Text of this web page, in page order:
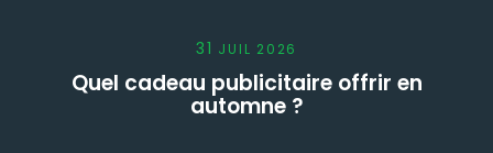
31 JUIL 2026
Quel cadeau publicitaire offrir en
automne ?